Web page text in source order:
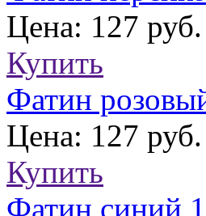
Цена: 127 руб.
Купить
Фатин
Цена: 127 руб.
Купить
Фатин синий